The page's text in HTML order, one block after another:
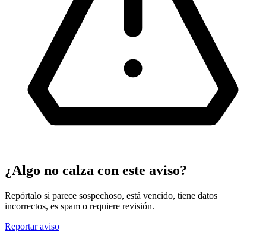
¿Algo no calza con este aviso?
Repórtalo si parece sospechoso, está vencido, tiene datos
incorrectos, es spam o requiere revisión.
Reportar aviso